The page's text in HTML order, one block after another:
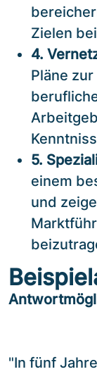
Zielen
4.
Pläne
5.
einem
und
"In fünf